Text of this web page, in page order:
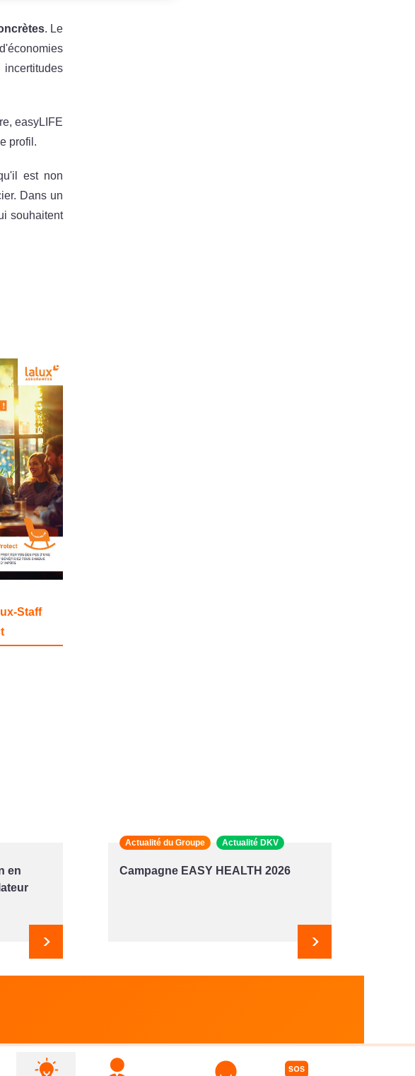
. Le
easyLIFE
profil.
est non
Dans un
souhaitent
Staff
en
Suivant
Actualité du Groupe Actualité DKV
Campagne EASY HEALTH 2026
Suivant